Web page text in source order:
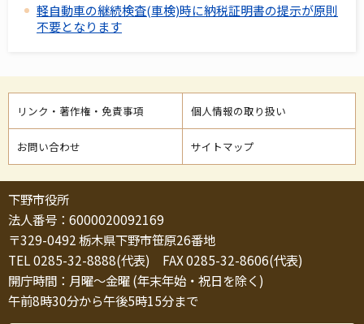
軽自動車の継続検査(車検)時に納税証明書の提示が原則
不要となります
リンク・著作権・免責事項 個人情報の取り扱い
お問い合わせ サイトマップ
下野市役所
法人番号：6000020092169
〒329-0492 栃木県下野市笹原26番地
TEL 0285-32-8888(代表) FAX 0285-32-8606(代表)
開庁時間：月曜～金曜 (年末年始・祝日を除く)
午前8時30分から午後5時15分まで